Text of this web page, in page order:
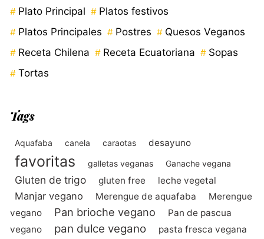
Plato Principal
Platos festivos
Platos Principales
Postres
Quesos Veganos
Receta Chilena
Receta Ecuatoriana
Sopas
Tortas
Tags
Aquafaba canela caraotas desayuno
favoritas galletas veganas Ganache vegana
Gluten de trigo gluten free leche vegetal
Manjar vegano Merengue de aquafaba
Merengue
vegano
Pan brioche vegano
Pan de pascua
vegano
pan dulce vegano pasta fresca vegana